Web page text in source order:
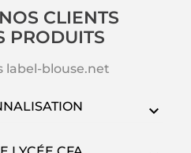
CLIENTS
PRODUITS